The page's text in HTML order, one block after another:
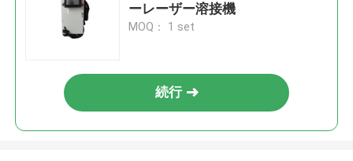
ーレーザー溶接機
MOQ： 1 set
続行